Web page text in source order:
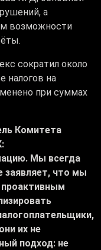
а
возможности
сократил около
налогов на
при суммах
Комитета
Мы всегда
заявляет, что мы
их не
подход: не